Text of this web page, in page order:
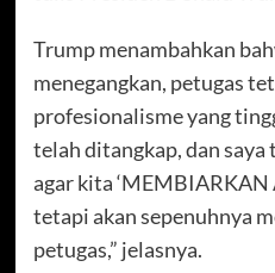
Trump menambahkan
menegangkan, petugas
profesionalisme yang
telah ditangkap, dan
agar kita ‘MEMBIARKAN
tetapi akan sepenuhnya
petugas,” jelasnya.